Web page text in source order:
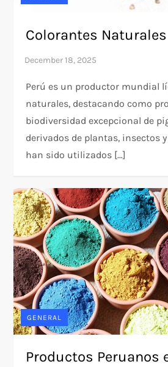
Colorantes
Perú es un productor mundial
naturales, destacando como
biodiversidad excepcional de
derivados de plantas, insectos
han sido utilizados […]
GENERAL
Productos Peruanos